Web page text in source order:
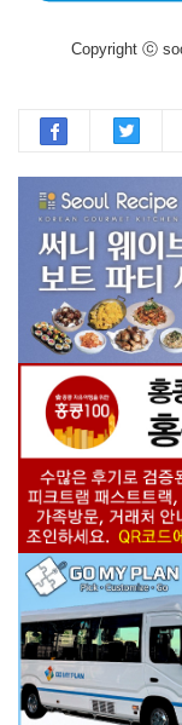
Copyright ⓒ